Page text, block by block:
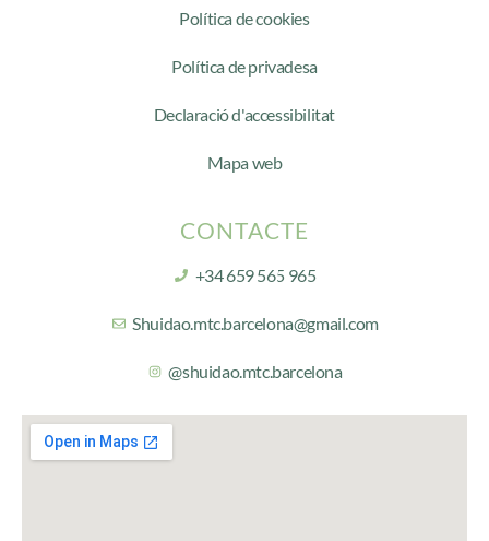
Política de cookies
Política de privadesa
Declaració d'accessibilitat
Mapa web
CONTACTE
+34 659 565 965
Shuidao.mtc.barcelona@gmail.com
@shuidao.mtc.barcelona